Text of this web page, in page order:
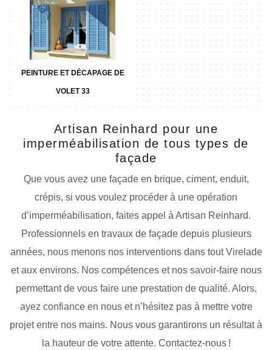
PEINTURE ET DÉCAPAGE DE
VOLET 33
Artisan Reinhard pour une
imperméabilisation de tous types de
façade
Que vous avez une façade en brique, ciment, enduit,
crépis, si vous voulez procéder à une opération
d’imperméabilisation, faites appel à Artisan Reinhard.
Professionnels en travaux de façade depuis plusieurs
années, nous menons nos interventions dans tout Virelade
et aux environs. Nos compétences et nos savoir-faire nous
permettant de vous faire une prestation de qualité. Alors,
ayez confiance en nous et n’hésitez pas à mettre votre
projet entre nos mains. Nous vous garantirons un résultat à
la hauteur de votre attente. Contactez-nous !